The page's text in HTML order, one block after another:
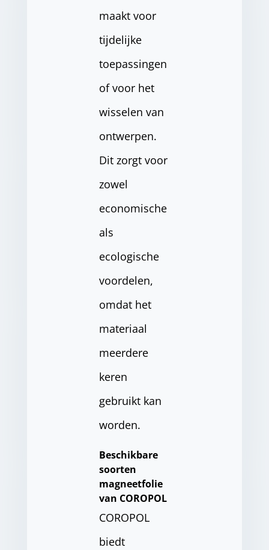
maakt voor
tijdelijke
toepassingen
of voor het
wisselen van
ontwerpen.
Dit zorgt voor
zowel
economische
als
ecologische
voordelen,
omdat het
materiaal
meerdere
keren
gebruikt kan
worden.
Beschikbare
soorten
magneetfolie
van COROPOL
COROPOL
biedt